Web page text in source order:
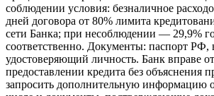
соблюдении условия: безналичное
дней договора от 80% лимита
сети Банка; при несоблюдении — 29,9%
соответственно. Документы: паспорт РФ,
удостоверяющий личность. Банк вправе
предоставлении кредита без объяснения
запросить дополнительную информацию